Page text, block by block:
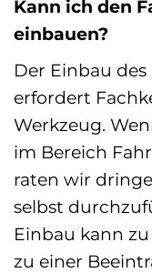
Kann ich den
einbauen?
Der Einbau des
erfordert
Werkzeug.
im Bereich
raten wir
selbst
Einbau kann
zu einer